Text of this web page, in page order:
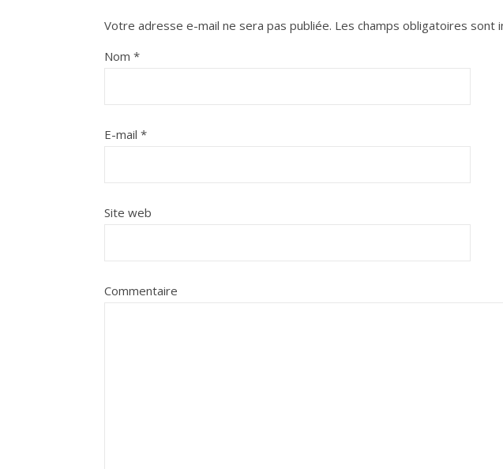
Votre adresse e-mail ne sera pas publiée. Les champs obligatoires sont
Nom *
E-mail *
Site web
Commentaire